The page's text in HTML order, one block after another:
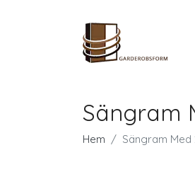
Sängram
Hem Sängram Med